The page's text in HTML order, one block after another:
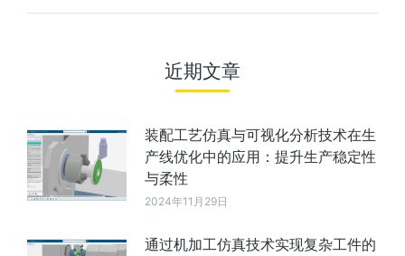
近期文章
装配工艺仿真与可视化分析技术在生
产线优化中的应用：提升生产稳定性
与柔性
2024年11月29日
通过机加工仿真技术实现复杂工件的